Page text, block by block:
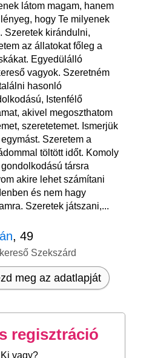
látom magam, hanem
hogy Te milyenek
Szeretek kirándulni,
az állatokat főleg a
Egyedülálló
vagyok. Szeretném
hasonló
Istenfélő
akivel megoszthatom
szeretetemet. Ismerjük
Szeretem a
töltött időt. Komoly
társra
akire lehet számítani
és nem hagy
Szeretek játszani,...
, 49
Szekszárd
meg az adatlapját
regisztráció
Ki vagy?